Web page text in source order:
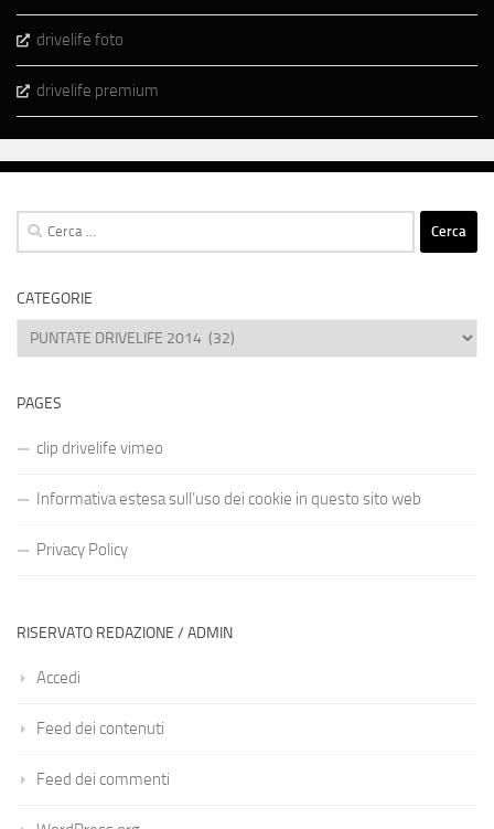
drivelife foto
drivelife premium
Ricerca
per:
CATEGORIE
Categorie
PAGES
clip drivelife vimeo
Informativa estesa sull’uso dei cookie in questo sito web
Privacy Policy
RISERVATO REDAZIONE / ADMIN
Accedi
Feed dei contenuti
Feed dei commenti